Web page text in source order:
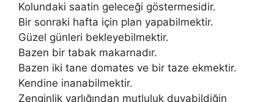
Kolundaki saatin geleceği göstermesidir.
Bir sonraki hafta için plan yapabilmektir.
Güzel günleri bekleyebilmektir.
Bazen bir tabak makarnadır.
Bazen iki tane domates ve bir taze ekmektir.
Kendine inanabilmektir.
Zenginlik varlığından mutluluk duyabildiğin